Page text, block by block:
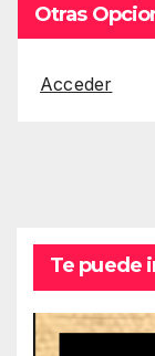
Otras
Acceder
Te puede